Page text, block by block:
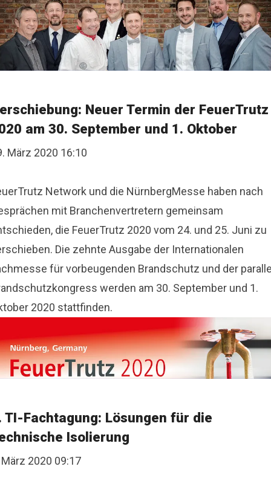
Neuer Termin der FeuerTrutz
am 30. September und 1. Oktober
März 2020 16:10
Network und die NürnbergMesse haben nach
mit Branchenvertretern gemeinsam
die FeuerTrutz 2020 vom 24. und 25. Juni zu
Die zehnte Ausgabe der Internationalen
für vorbeugenden Brandschutz und der
werden am 30. September und 1.
2020 stattfinden.
TI-Fachtagung: Lösungen für die
Isolierung
2020 09:17